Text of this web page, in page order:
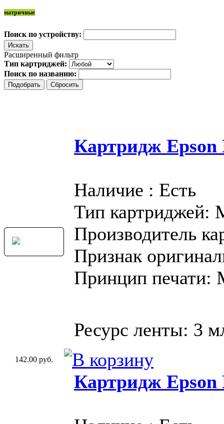
матричные
Поиск по устройству:
Расширенный фильтр
Тип картриджей:
Поиск по названию:
Картридж Epson
Наличие : Есть
Тип картриджей:
Производитель
Признак
Принцип печати:
Ресурс ленты: 3
142.00 руб.
Картридж Epson